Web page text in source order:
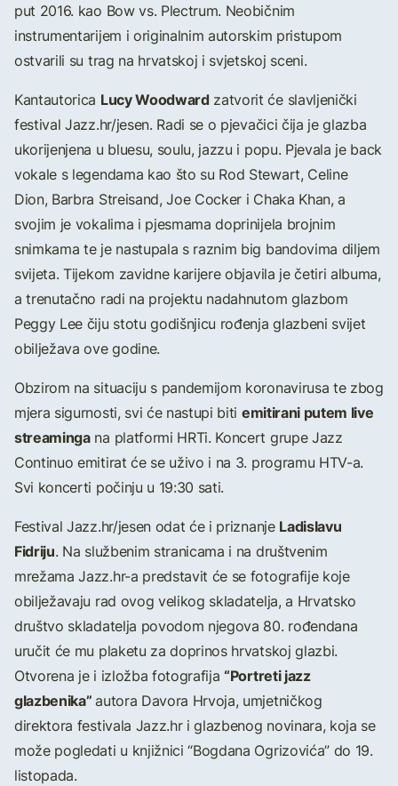
put 2016. kao Bow vs. Plectrum. Neobičnim
instrumentarijem i originalnim autorskim pristupom
ostvarili su trag na hrvatskoj i svjetskoj sceni.
Kantautorica Lucy Woodwardzatvorit će slavljenički
festival Jazz.hr/jesen. Radi se o pjevačici čija je glazba
ukorijenjena u bluesu, soulu, jazzu i popu. Pjevala je back
vokale s legendama kao što su Rod Stewart, Celine
Dion, Barbra Streisand, Joe Cocker i Chaka Khan, a
svojim je vokalima i pjesmama doprinijela brojnim
snimkama te je nastupala s raznim big bandovima diljem
svijeta. Tijekom zavidne karijere objavila je četiri albuma,
a trenutačno radi na projektu nadahnutom glazbom
Peggy Lee čiju stotu godišnjicu rođenja glazbeni svijet
obilježava ove godine.
Obzirom na situaciju s pandemijom koronavirusa te zbog
mjera sigurnosti, svi će nastupi biti emitirani putem live
streamingana platformi HRTi. Koncert grupe Jazz
Continuo emitirat će se uživo i na 3. programu HTV-a.
Svi koncerti počinju u 19:30 sati.
Festival Jazz.hr/jesen odat će i priznanje Ladislavu
Fidriju. Na službenim stranicama i na društvenim
mrežama Jazz.hr-a predstavit će se fotografije koje
obilježavaju rad ovog velikog skladatelja, a Hrvatsko
društvo skladatelja povodom njegova 80. rođendana
uručit će mu plaketu za doprinos hrvatskoj glazbi.
Otvorena je i izložba fotografija“Portreti jazz
glazbenika”autora Davora Hrvoja, umjetničkog
direktora festivala Jazz.hr i glazbenog novinara, koja se
može pogledati u knjižnici “Bogdana Ogrizovića” do 19.
listopada.